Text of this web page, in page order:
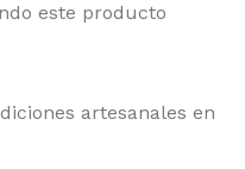
este producto
artesanales en